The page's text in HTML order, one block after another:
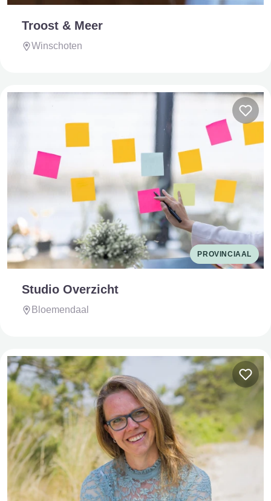
Troost & Meer
Winschoten
PROVINCIAAL
Studio Overzicht
Bloemendaal